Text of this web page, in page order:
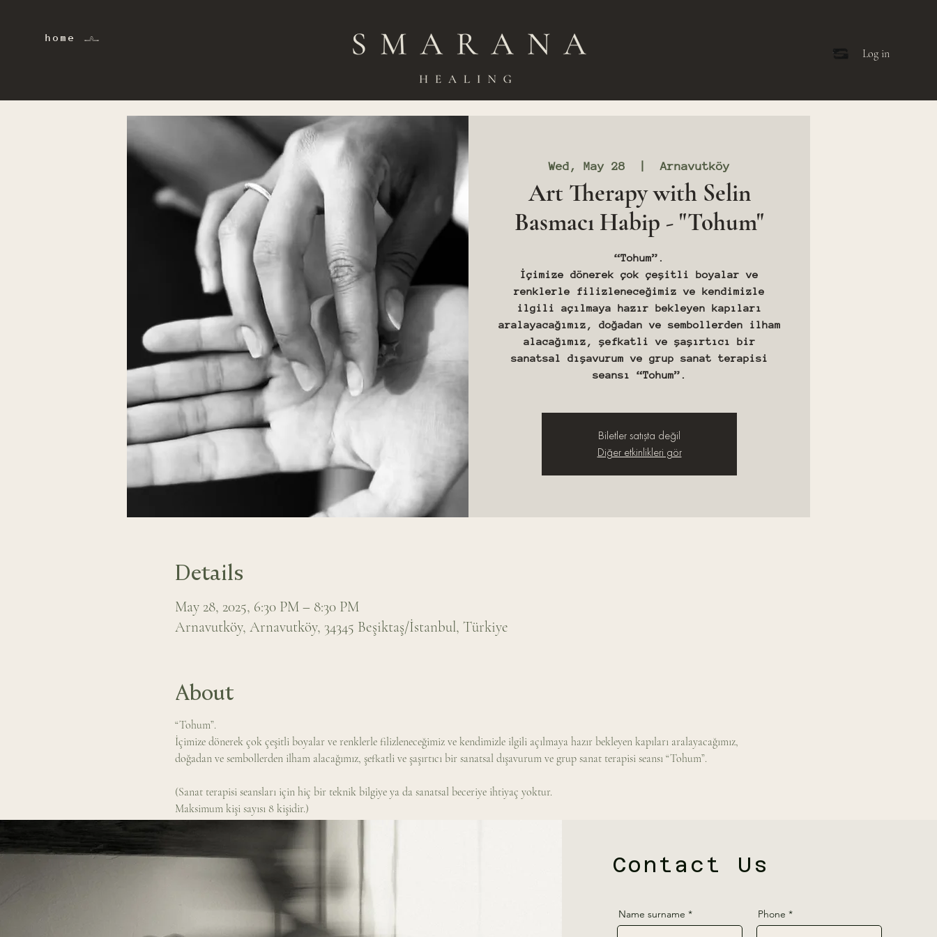
home 𓂜
Log in
Wed, May 28
  |
Arnavutköy
Art Therapy with Selin
Basmacı Habip - "Tohum"
“Tohum”.
İçimize dönerek çok çeşitli boyalar ve
renklerle filizleneceğimiz ve kendimizle
ilgili açılmaya hazır bekleyen kapıları
aralayacağımız, doğadan ve sembollerden ilham
alacağımız, şefkatli ve şaşırtıcı bir
sanatsal dışavurum ve grup sanat terapisi
Biletler satışta değil
Diğer etkinlikleri gör
Details
May 28, 2025, 6:30 PM – 8:30 PM
Arnavutköy, Arnavutköy, 34345 Beşiktaş/İstanbul, Türkiye
About
“Tohum”.
İçimize dönerek çok çeşitli boyalar ve renklerle filizleneceğimiz ve kendimizle ilgili açılmaya hazır bekleyen kapıları aralayacağımız,
doğadan ve sembollerden ilham alacağımız, şefkatli ve şaşırtıcı bir sanatsal dışavurum ve grup sanat terapisi seansı “Tohum”.
(Sanat terapisi seansları için hiç bir teknik bilgiye ya da sanatsal beceriye ihtiyaç yoktur.
Maksimum kişi sayısı 8 kişidir.)
Contact Us
Name surname Phone